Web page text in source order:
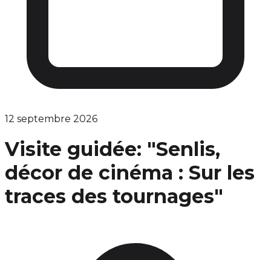
12 septembre 2026
Visite guidée: "Senlis,
décor de cinéma : Sur les
traces des tournages"